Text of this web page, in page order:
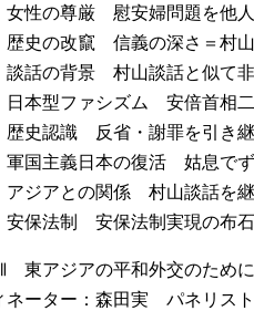
性の尊厳 慰安婦問題を他人
史の改竄 信義の深さ＝村山
話の背景 村山談話と似て非
本型ファシズム 安倍首相二
史認識 反省・謝罪を引き継
国主義日本の復活 姑息でず
ジアとの関係 村山談話を継
保法制 安保法制実現の布石
東アジアの平和外交のため
ネーター：森田実 パネリス